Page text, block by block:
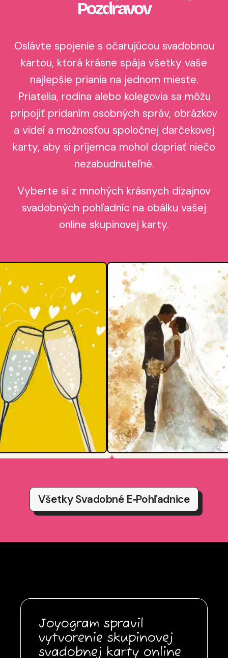
Pozdravov
Oslávte spojenie s očarujúcou svadobnou
kartou, ktorá krásne spája všetky vaše
najlepšie priania na jednom mieste.
Priatelia, rodina alebo kolegovia sa môžu
pripojiť pridaním osobných správ, obrázkov
a videí a možnosťou spoločnej darčekovej
karty, aby si príjemca mohol dopriať niečo
nezabudnuteľné.
Vyberte si z mnohých krásnych dizajnov
svadobných pohľadníc na obálku vašej
online skupinovej karty.
Všetky Svadobné E‑pohľadnice
Joyogram spravil
vytvorenie skupinovej
svadobnej karty online